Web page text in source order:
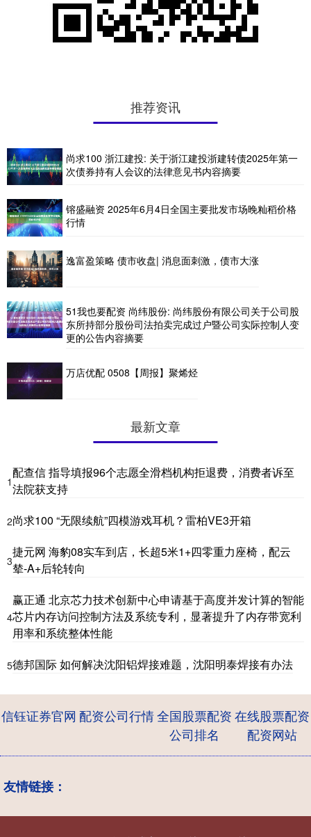
推荐资讯
尚求100 浙江建投: 关于浙江建投浙建转债2025年第一
次债券持有人会议的法律意见书内容摘要
镕盛融资 2025年6月4日全国主要批发市场晚籼稻价格
行情
逸富盈策略 债市收盘| 消息面刺激，债市大涨
51我也要配资 尚纬股份: 尚纬股份有限公司关于公司股
东所持部分股份司法拍卖完成过户暨公司实际控制人变
更的公告内容摘要
万店优配 0508【周报】聚烯烃
最新文章
1
配查信 指导填报96个志愿全滑档机构拒退费，消费者诉至
法院获支持
2尚求100 “无限续航”四模游戏耳机？雷柏VE3开箱
3
捷元网 海豹08实车到店，长超5米1+四零重力座椅，配云
辇-A+后轮转向
4
赢正通 北京芯力技术创新中心申请基于高度并发计算的智能
芯片内存访问控制方法及系统专利，显著提升了内存带宽利
用率和系统整体性能
5德邦国际 如何解决沈阳铝焊接难题，沈阳明泰焊接有办法
信钰证券官网 配资公司行情全国股票配资
公司排名
在线股票配资
配资网站
友情链接：